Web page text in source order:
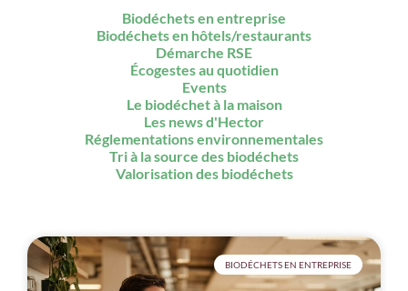
Biodéchets en entreprise
Biodéchets en hôtels/restaurants
Démarche RSE
Écogestes au quotidien
Events
Le biodéchet à la maison
Les news d'Hector
Réglementations environnementales
Tri à la source des biodéchets
Valorisation des biodéchets
BIODÉCHETS EN ENTREPRISE